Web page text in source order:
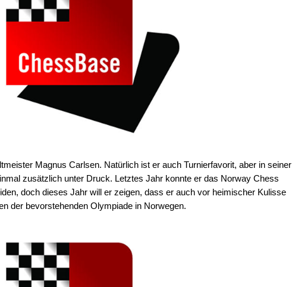
Magnus Carlsen. Natürlich ist er auch Turnierfavorit, aber in seiner
zusätzlich unter Druck. Letztes Jahr konnte er das Norway Chess
doch dieses Jahr will er zeigen, dass er auch vor heimischer Kulisse
der bevorstehenden Olympiade in Norwegen.